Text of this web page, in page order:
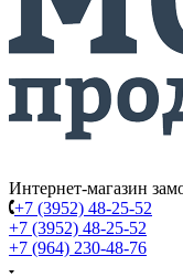
Интернет-магазин
+7 (3952) 48-25-52
+7 (3952) 48-25-52
+7 (964) 230-48-76